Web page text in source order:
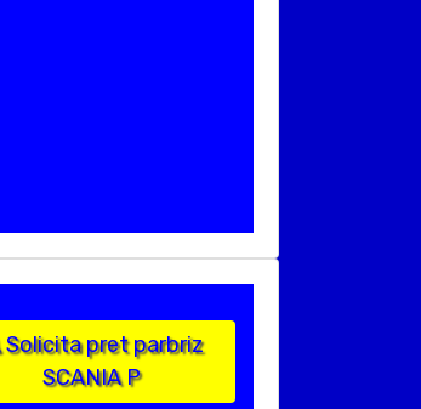
Solicita pret parbriz
SCANIA P